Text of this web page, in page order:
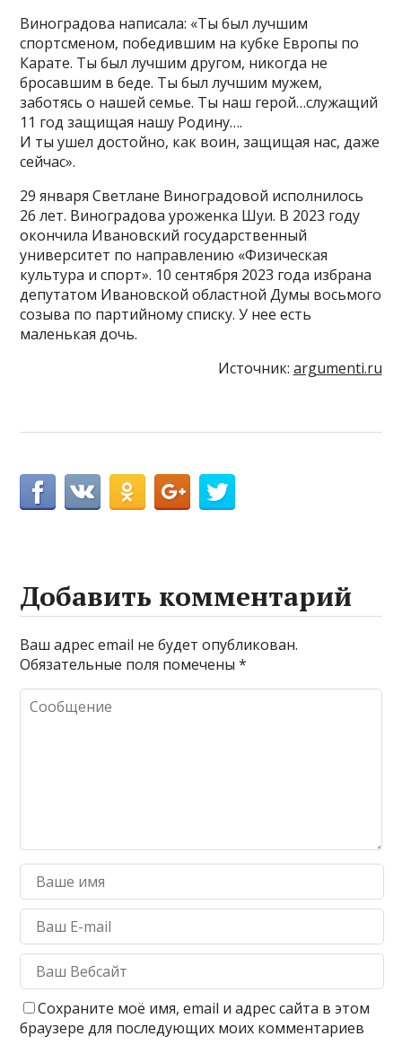
Виноградова написала: «Ты был лучшим
спортсменом, победившим на кубке Европы по
Карате. Ты был лучшим другом, никогда не
бросавшим в беде. Ты был лучшим мужем,
заботясь о нашей семье. Ты наш герой…служащий
11 год защищая нашу Родину….
И ты ушел достойно, как воин, защищая нас, даже
сейчас».
29 января Светлане Виноградовой исполнилось
26 лет. Виноградова уроженка Шуи. В 2023 году
окончила Ивановский государственный
университет по направлению «Физическая
культура и спорт». 10 сентября 2023 года избрана
депутатом Ивановской областной Думы восьмого
созыва по партийному списку. У нее есть
маленькая дочь.
Источник: argumenti.ru
Добавить комментарий
Ваш адрес email не будет опубликован.
Обязательные поля помечены*
Сохраните моё имя, email и адрес сайта в этом
браузере для последующих моих комментариев